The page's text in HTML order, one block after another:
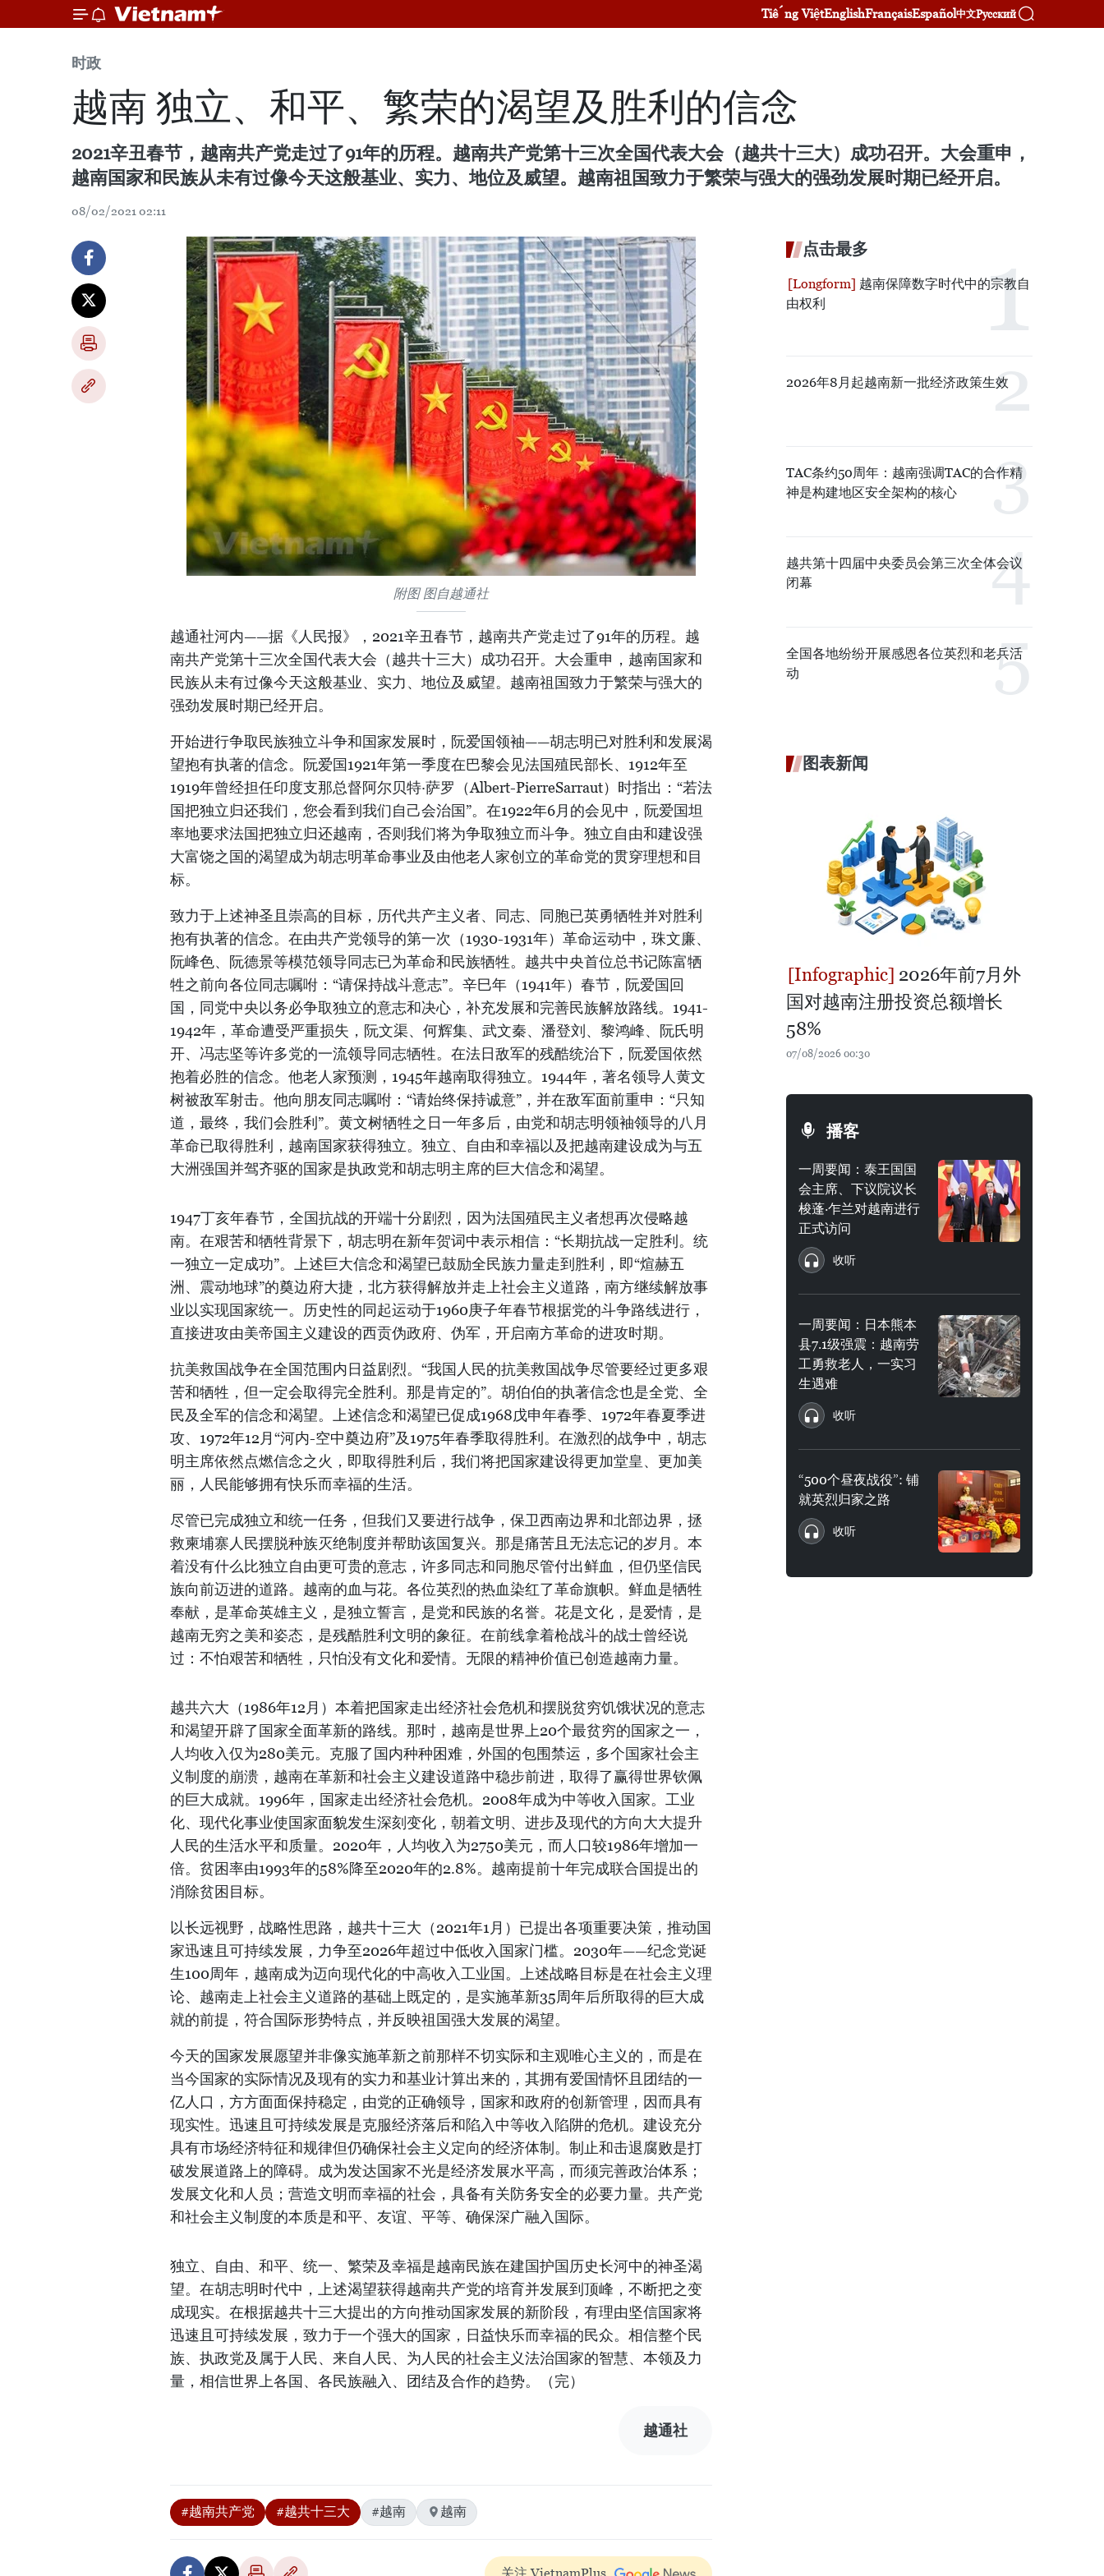
Tiếng ViệtEnglishFrançaisEspañol中文Русский
时政
越南 独立、和平、繁荣的渴望及胜利的信念
2021辛丑春节，越南共产党走过了91年的历程。越南共产党第十三次全国代表大会（越共十三大）成功召开。大会重申，
越南国家和民族从未有过像今天这般基业、实力、地位及威望。越南祖国致力于繁荣与强大的强劲发展时期已经开启。
08/02/2021 02:11
附图 图自越通社
越通社河内——据《人民报》，2021辛丑春节，越南共产党走过了91年的历程。越
南共产党第十三次全国代表大会（越共十三大）成功召开。大会重申，越南国家和
民族从未有过像今天这般基业、实力、地位及威望。越南祖国致力于繁荣与强大的
强劲发展时期已经开启。
开始进行争取民族独立斗争和国家发展时，阮爱国领袖——胡志明已对胜利和发展渴
望抱有执著的信念。阮爱国1921年第一季度在巴黎会见法国殖民部长、1912年至
1919年曾经担任印度支那总督阿尔贝特·萨罗（Albert-PierreSarraut）时指出：“若法
国把独立归还我们，您会看到我们自己会治国”。在1922年6月的会见中，阮爱国坦
率地要求法国把独立归还越南，否则我们将为争取独立而斗争。独立自由和建设强
大富饶之国的渴望成为胡志明革命事业及由他老人家创立的革命党的贯穿理想和目
标。
致力于上述神圣且崇高的目标，历代共产主义者、同志、同胞已英勇牺牲并对胜利
抱有执著的信念。在由共产党领导的第一次（1930-1931年）革命运动中，珠文廉、
阮峰色、阮德景等模范领导同志已为革命和民族牺牲。越共中央首位总书记陈富牺
牲之前向各位同志嘱咐：“请保持战斗意志”。辛巳年（1941年）春节，阮爱国回
国，同党中央以务必争取独立的意志和决心，补充发展和完善民族解放路线。1941-
1942年，革命遭受严重损失，阮文渠、何辉集、武文秦、潘登刘、黎鸿峰、阮氏明
开、冯志坚等许多党的一流领导同志牺牲。在法日敌军的残酷统治下，阮爱国依然
抱着必胜的信念。他老人家预测，1945年越南取得独立。1944年，著名领导人黄文
树被敌军射击。他向朋友同志嘱咐：“请始终保持诚意”，并在敌军面前重申：“只知
道，最终，我们会胜利”。黄文树牺牲之日一年多后，由党和胡志明领袖领导的八月
革命已取得胜利，越南国家获得独立。独立、自由和幸福以及把越南建设成为与五
大洲强国并驾齐驱的国家是执政党和胡志明主席的巨大信念和渴望。
1947丁亥年春节，全国抗战的开端十分剧烈，因为法国殖民主义者想再次侵略越
南。在艰苦和牺牲背景下，胡志明在新年贺词中表示相信：“长期抗战一定胜利。统
一独立一定成功”。上述巨大信念和渴望已鼓励全民族力量走到胜利，即“煊赫五
洲、震动地球”的奠边府大捷，北方获得解放并走上社会主义道路，南方继续解放事
业以实现国家统一。历史性的同起运动于1960庚子年春节根据党的斗争路线进行，
直接进攻由美帝国主义建设的西贡伪政府、伪军，开启南方革命的进攻时期。
抗美救国战争在全国范围内日益剧烈。“我国人民的抗美救国战争尽管要经过更多艰
苦和牺牲，但一定会取得完全胜利。那是肯定的”。胡伯伯的执著信念也是全党、全
民及全军的信念和渴望。上述信念和渴望已促成1968戊申年春季、1972年春夏季进
攻、1972年12月“河内-空中奠边府”及1975年春季取得胜利。在激烈的战争中，胡志
明主席依然点燃信念之火，即取得胜利后，我们将把国家建设得更加堂皇、更加美
丽，人民能够拥有快乐而幸福的生活。
尽管已完成独立和统一任务，但我们又要进行战争，保卫西南边界和北部边界，拯
救柬埔寨人民摆脱种族灭绝制度并帮助该国复兴。那是痛苦且无法忘记的岁月。本
着没有什么比独立自由更可贵的意志，许多同志和同胞尽管付出鲜血，但仍坚信民
族向前迈进的道路。越南的血与花。各位英烈的热血染红了革命旗帜。鲜血是牺牲
奉献，是革命英雄主义，是独立誓言，是党和民族的名誉。花是文化，是爱情，是
越南无穷之美和姿态，是残酷胜利文明的象征。在前线拿着枪战斗的战士曾经说
过：不怕艰苦和牺牲，只怕没有文化和爱情。无限的精神价值已创造越南力量。
越共六大（1986年12月）本着把国家走出经济社会危机和摆脱贫穷饥饿状况的意志
和渴望开辟了国家全面革新的路线。那时，越南是世界上20个最贫穷的国家之一，
人均收入仅为280美元。克服了国内种种困难，外国的包围禁运，多个国家社会主
义制度的崩溃，越南在革新和社会主义建设道路中稳步前进，取得了赢得世界钦佩
的巨大成就。1996年，国家走出经济社会危机。2008年成为中等收入国家。工业
化、现代化事业使国家面貌发生深刻变化，朝着文明、进步及现代的方向大大提升
人民的生活水平和质量。2020年，人均收入为2750美元，而人口较1986年增加一
倍。贫困率由1993年的58%降至2020年的2.8%。越南提前十年完成联合国提出的
消除贫困目标。
以长远视野，战略性思路，越共十三大（2021年1月）已提出各项重要决策，推动国
家迅速且可持续发展，力争至2026年超过中低收入国家门槛。2030年——纪念党诞
生100周年，越南成为迈向现代化的中高收入工业国。上述战略目标是在社会主义理
论、越南走上社会主义道路的基础上既定的，是实施革新35周年后所取得的巨大成
就的前提，符合国际形势特点，并反映祖国强大发展的渴望。
今天的国家发展愿望并非像实施革新之前那样不切实际和主观唯心主义的，而是在
当今国家的实际情况及现有的实力和基业计算出来的，其拥有爱国情怀且团结的一
亿人口，方方面面保持稳定，由党的正确领导，国家和政府的创新管理，因而具有
现实性。迅速且可持续发展是克服经济落后和陷入中等收入陷阱的危机。建设充分
具有市场经济特征和规律但仍确保社会主义定向的经济体制。制止和击退腐败是打
破发展道路上的障碍。成为发达国家不光是经济发展水平高，而须完善政治体系；
发展文化和人员；营造文明而幸福的社会，具备有关防务安全的必要力量。共产党
和社会主义制度的本质是和平、友谊、平等、确保深广融入国际。
独立、自由、和平、统一、繁荣及幸福是越南民族在建国护国历史长河中的神圣渴
望。在胡志明时代中，上述渴望获得越南共产党的培育并发展到顶峰，不断把之变
成现实。在根据越共十三大提出的方向推动国家发展的新阶段，有理由坚信国家将
迅速且可持续发展，致力于一个强大的国家，日益快乐而幸福的民众。相信整个民
族、执政党及属于人民、来自人民、为人民的社会主义法治国家的智慧、本领及力
量，相信世界上各国、各民族融入、团结及合作的趋势。（完）
越通社
#越南共产党 #越共十三大 #越南 越南
点击最多
越南保障数字时代中的宗教自
由权利
2026年8月起越南新一批经济政策生效
TAC条约50周年：越南强调TAC的合作精
神是构建地区安全架构的核心
越共第十四届中央委员会第三次全体会议
闭幕
全国各地纷纷开展感恩各位英烈和老兵活
动
图表新闻
2026年前7月外
国对越南注册投资总额增长
58%
07/08/2026 00:30
播客
一周要闻：泰王国国
会主席、下议院议长
梭蓬·乍兰对越南进行
正式访问
收听
一周要闻：日本熊本
县7.1级强震：越南劳
工勇救老人，一实习
生遇难
收听
“500个昼夜战役”: 铺
就英烈归家之路
收听